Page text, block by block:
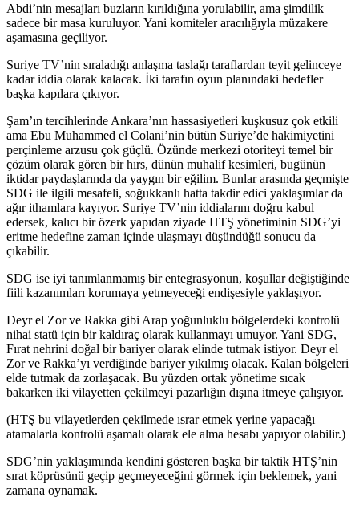
Abdi’nin mesajları buzların kırıldığına yorulabilir, ama şimdilik
sadece bir masa kuruluyor. Yani komiteler aracılığıyla müzakere
aşamasına geçiliyor.
Suriye TV’nin sıraladığı anlaşma taslağı taraflardan teyit gelinceye
kadar iddia olarak kalacak. İki tarafın oyun planındaki hedefler
başka kapılara çıkıyor.
Şam’ın tercihlerinde Ankara’nın hassasiyetleri kuşkusuz çok etkili
ama Ebu Muhammed el Colani’nin bütün Suriye’de hakimiyetini
perçinleme arzusu çok güçlü. Özünde merkezi otoriteyi temel bir
çözüm olarak gören bir hırs, dünün muhalif kesimleri, bugünün
iktidar paydaşlarında da yaygın bir eğilim. Bunlar arasında geçmişte
SDG ile ilgili mesafeli, soğukkanlı hatta takdir edici yaklaşımlar da
ağır ithamlara kayıyor. Suriye TV’nin iddialarını doğru kabul
edersek, kalıcı bir özerk yapıdan ziyade HTŞ yönetiminin SDG’yi
eritme hedefine zaman içinde ulaşmayı düşündüğü sonucu da
çıkabilir.
SDG ise iyi tanımlanmamış bir entegrasyonun, koşullar değiştiğinde
fiili kazanımları korumaya yetmeyeceği endişesiyle yaklaşıyor.
Deyr el Zor ve Rakka gibi Arap yoğunluklu bölgelerdeki kontrolü
nihai statü için bir kaldıraç olarak kullanmayı umuyor. Yani SDG,
Fırat nehrini doğal bir bariyer olarak elinde tutmak istiyor. Deyr el
Zor ve Rakka’yı verdiğinde bariyer yıkılmış olacak. Kalan bölgeleri
elde tutmak da zorlaşacak. Bu yüzden ortak yönetime sıcak
bakarken iki vilayetten çekilmeyi pazarlığın dışına itmeye çalışıyor.
(HTŞ bu vilayetlerden çekilmede ısrar etmek yerine yapacağı
atamalarla kontrolü aşamalı olarak ele alma hesabı yapıyor olabilir.)
SDG’nin yaklaşımında kendini gösteren başka bir taktik HTŞ’nin
sırat köprüsünü geçip geçmeyeceğini görmek için beklemek, yani
zamana oynamak.